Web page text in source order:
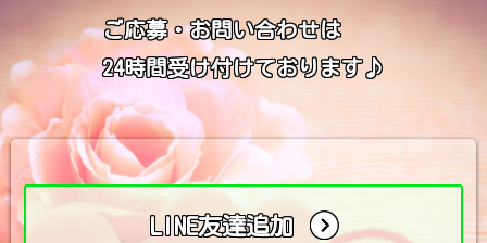
ご応募・お問い合わせは
24時間受け付けております♪
LINE友達追加